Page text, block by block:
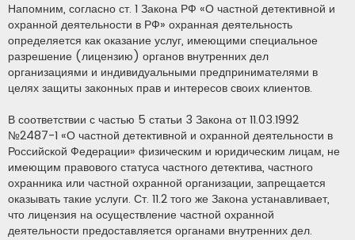
Напомним, согласно ст. 1 Закона РФ «О частной детективной и
охранной деятельности в РФ» охранная деятельность
определяется как оказание услуг, имеющими специальное
разрешение (лицензию) органов внутренних дел
организациями и индивидуальными предпринимателями в
целях защиты законных прав и интересов своих клиентов.
В соответствии с частью 5 статьи 3 Закона от 11.03.1992
№2487-1 «О частной детективной и охранной деятельности в
Российской Федерации» физическим и юридическим лицам, не
имеющим правового статуса частного детектива, частного
охранника или частной охранной организации, запрещается
оказывать такие услуги. Ст. 11.2 того же Закона устанавливает,
что лицензия на осуществление частной охранной
деятельности предоставляется органами внутренних дел.